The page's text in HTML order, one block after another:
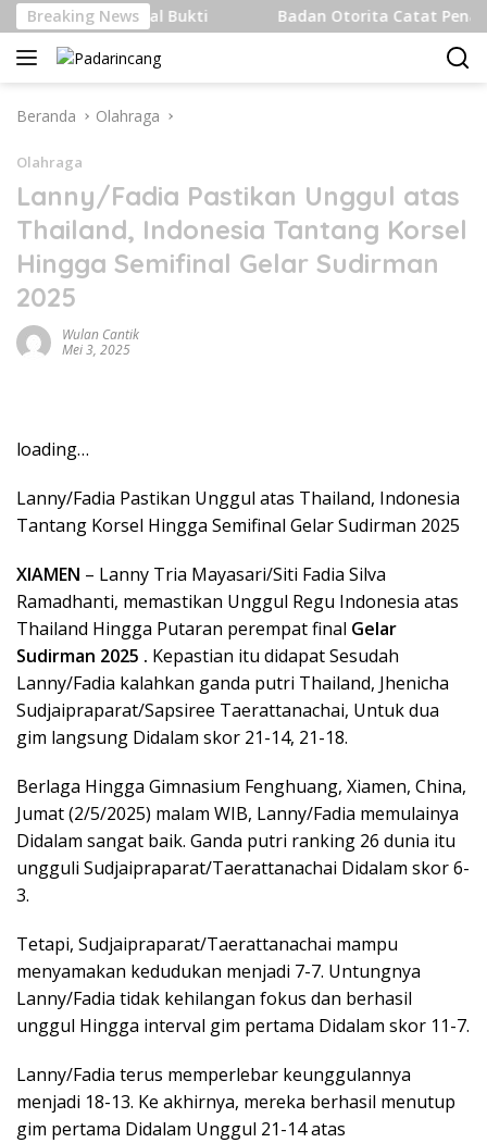
Langsung
ke
konten
Breaking News
Internasional Bukti Badan Otorita Catat Penanaman
Beranda Olahraga
Olahraga
Lanny/Fadia Pastikan Unggul atas
Thailand, Indonesia Tantang Korsel
Hingga Semifinal Gelar Sudirman
2025
Wulan Cantik
Mei 3, 2025
loading…
Lanny/Fadia Pastikan Unggul atas Thailand, Indonesia
Tantang Korsel Hingga Semifinal Gelar Sudirman 2025
XIAMEN – Lanny Tria Mayasari/Siti Fadia Silva
Ramadhanti, memastikan Unggul Regu Indonesia atas
Thailand Hingga Putaran perempat final Gelar
Sudirman 2025 . Kepastian itu didapat Sesudah
Lanny/Fadia kalahkan ganda putri Thailand, Jhenicha
Sudjaipraparat/Sapsiree Taerattanachai, Untuk dua
gim langsung Didalam skor 21-14, 21-18.
Berlaga Hingga Gimnasium Fenghuang, Xiamen, China,
Jumat (2/5/2025) malam WIB, Lanny/Fadia memulainya
Didalam sangat baik. Ganda putri ranking 26 dunia itu
ungguli Sudjaipraparat/Taerattanachai Didalam skor 6-
3.
Tetapi, Sudjaipraparat/Taerattanachai mampu
menyamakan kedudukan menjadi 7-7. Untungnya
Lanny/Fadia tidak kehilangan fokus dan berhasil
unggul Hingga interval gim pertama Didalam skor 11-7.
Lanny/Fadia terus memperlebar keunggulannya
menjadi 18-13. Ke akhirnya, mereka berhasil menutup
gim pertama Didalam Unggul 21-14 atas